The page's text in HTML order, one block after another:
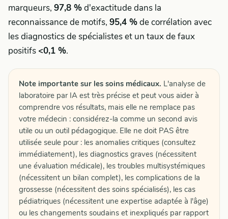
marqueurs, 97,8 %d'exactitude dans la
reconnaissance de motifs, 95,4 %de corrélation avec
les diagnostics de spécialistes et un taux de faux
positifs <0,1 %.
Note importante sur les soins médicaux. L'analyse de
laboratoire par IA est très précise et peut vous aider à
comprendre vos résultats, mais elle ne remplace pas
votre médecin : considérez-la comme un second avis
utile ou un outil pédagogique. Elle ne doit PAS être
utilisée seule pour : les anomalies critiques (consultez
immédiatement), les diagnostics graves (nécessitent
une évaluation médicale), les troubles multisystémiques
(nécessitent un bilan complet), les complications de la
grossesse (nécessitent des soins spécialisés), les cas
pédiatriques (nécessitent une expertise adaptée à l'âge)
ou les changements soudains et inexpliqués par rapport